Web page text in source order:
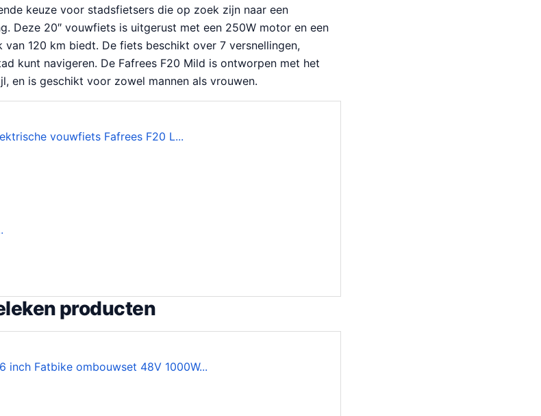
keuze voor stadsfietsers die op zoek zijn naar een
Deze 20″ vouwfiets is uitgerust met een 250W motor en een
van 120 km biedt. De fiets beschikt over 7 versnellingen,
kunt navigeren. De Fafrees F20 Mild is ontworpen met het
en is geschikt voor zowel mannen als vrouwen.
producten